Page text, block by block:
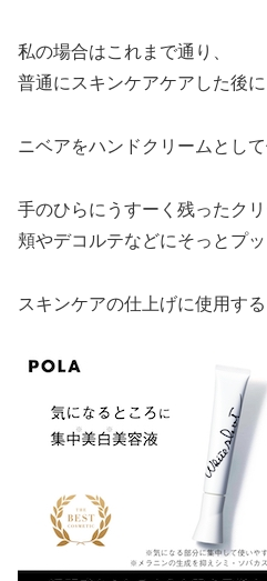
私の場合はこれまで通り、
普通にスキンケアケアした後に
ニベアをハンドクリームとして
手のひらにうすーく残ったク
頬やデコルテなどにそっとプ
スキンケアの仕上げに使用する